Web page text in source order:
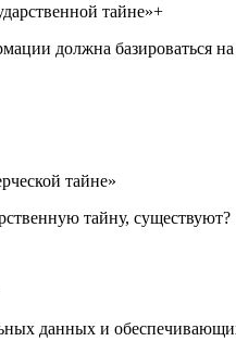
тайне»+
должна базироваться
тайне»
тайну, существуют?
данных и